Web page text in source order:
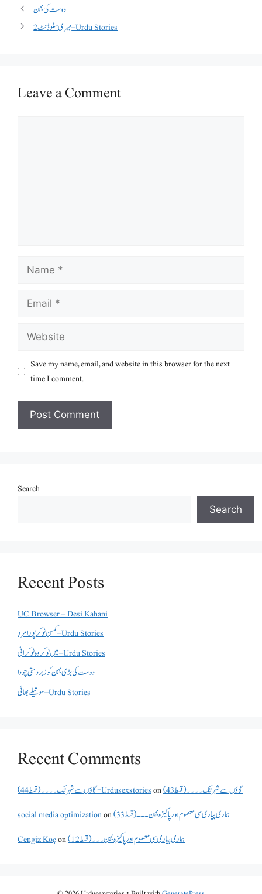
دوست کی بہن
میری سٹوڈنٹ 2 – Urdu Stories
Leave a Comment
Name
Email
Website
Save my name, email, and website in this browser for the next
time I comment.
Search
Search
Recent Posts
UC Browser – Desi Kahani
کمسن نوکر پورا مرد – Urdu Stories
میں نوکر وہ نوکرانی – Urdu Stories
دوست کی بڑی بہن کو زبردستی چودا
سوتیلے بھائی – Urdu Stories
Recent Comments
گاؤں سے شہر تک۔۔۔۔(قسط 44) - Urdusexstorieson
گاؤں سے شہر تک۔۔۔۔(قسط 43)
social media optimizationon
ہماری پیاری سی معصوم اور پاکیزہ بہن۔۔۔(قسط33)
Cengiz Koçon ہماری پیاری سی معصوم اور پاکیزہ بہن۔۔۔(قسط12)